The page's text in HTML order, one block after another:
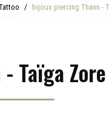
bijoux piercing Thann -
Taïga